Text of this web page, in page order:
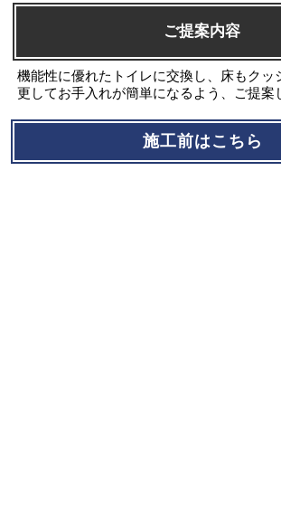
ご提案内容
機能性に優れたトイレに交換し、床もクッ
更してお手入れが簡単になるよう、ご提案
施工前はこちら